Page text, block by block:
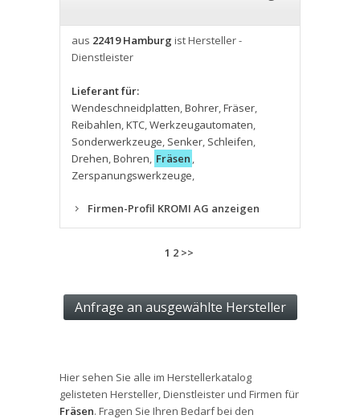
aus 22419 Hamburg ist Hersteller -
Dienstleister
Lieferant für:
Wendeschneidplatten,Bohrer,Fräser,
Reibahlen,KTC,Werkzeugautomaten,
Sonderwerkzeuge, Senker, Schleifen,
Drehen,Bohren, Fräsen ,
Zerspanungswerkzeuge,
Firmen-Profil KROMI AG anzeigen
1 2 >>
Hier sehen Sie alle im Herstellerkatalog
gelisteten Hersteller, Dienstleister und Firmen für
Fräsen. Fragen Sie Ihren Bedarf bei den